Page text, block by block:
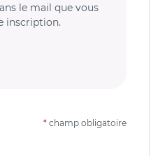
le mail que vous
inscription.
* champ obligatoire